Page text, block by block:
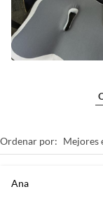
Ordenar por: Mejores
Ana